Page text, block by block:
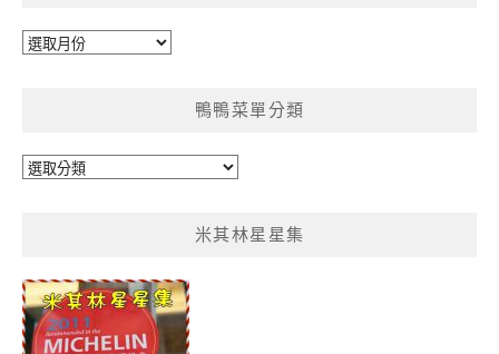
彙
鴨鴨菜單分類
鴨
類
米其林星星集